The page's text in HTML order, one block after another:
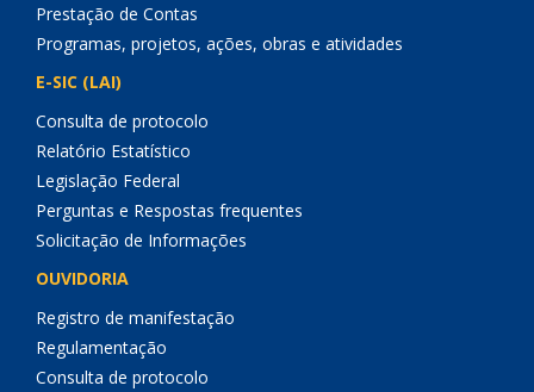
Prestação de Contas
Programas, projetos, ações, obras e atividades
E-SIC (LAI)
Consulta de protocolo
Relatório Estatístico
Legislação Federal
Perguntas e Respostas frequentes
Solicitação de Informações
OUVIDORIA
Registro de manifestação
Regulamentação
Consulta de protocolo